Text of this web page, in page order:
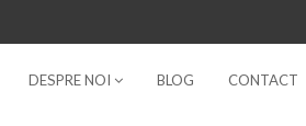
DESPRE NOI BLOG CONTACT